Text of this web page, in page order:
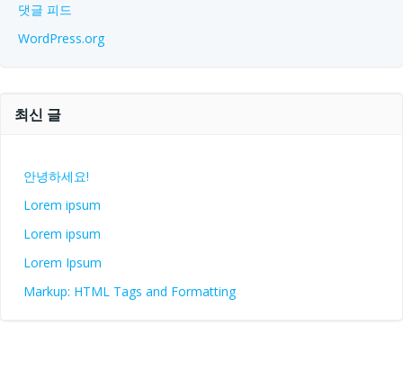
댓글 피드
WordPress.org
최신 글
안녕하세요!
Lorem ipsum
Lorem ipsum
Lorem Ipsum
Markup: HTML Tags and Formatting